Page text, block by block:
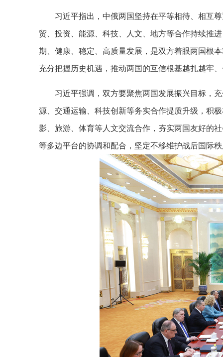
习近平指出，中俄两国坚持在平等相待、相互
贸、投资、能源、科技、人文、地方等合作持续推
期、健康、稳定、高质量发展，是双方着眼两国根
充分把握历史机遇，推动两国的互信根基越扎越牢
习近平强调，双方要聚焦两国发展振兴目标，
源、交通运输、科技创新等务实合作提质升级，积
影、旅游、体育等人文交流合作，夯实两国友好的
等多边平台的协调和配合，坚定不移维护战后国际